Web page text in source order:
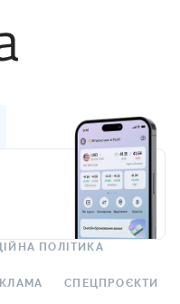
ПОЛІТИКА
СПЕЦПРОЄКТИ